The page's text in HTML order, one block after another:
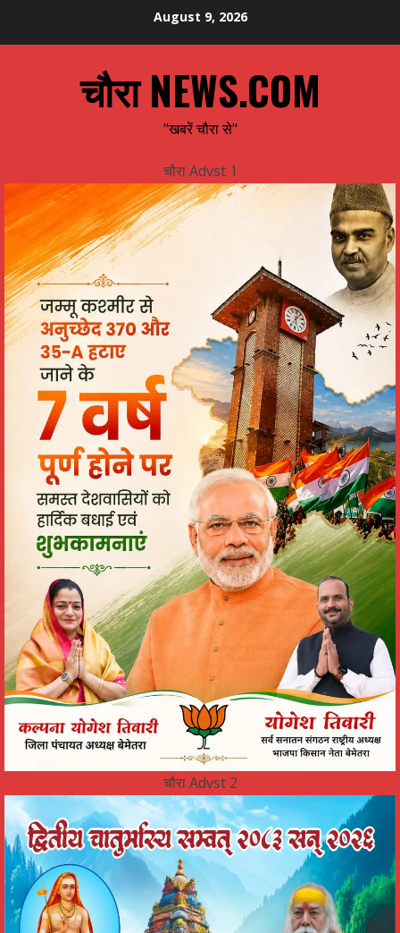
August 9, 2026
चौरा NEWS.COM
"खबरें चौरा से"
चौरा Advst 1
चौरा Advst 2